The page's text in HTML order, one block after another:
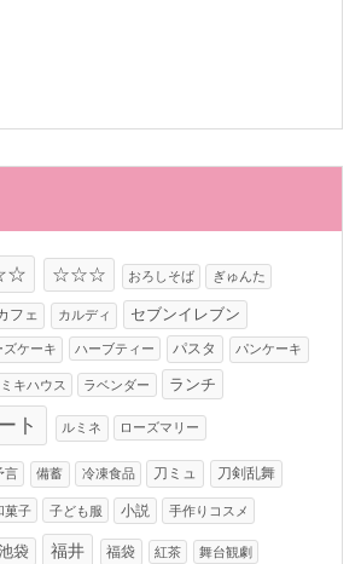
☆☆☆ おろしそば ぎゅんた
フェ カルディ
セブンイレブン
ズケーキ ハーブティー パスタ パンケーキ
ミキハウス ラベンダー ランチ
ト ルミネ ローズマリー
言 備蓄 冷凍食品 刀ミュ 刀剣乱舞
菓子 子ども服 小説 手作りコスメ
袋 福井 福袋 紅茶 舞台観劇